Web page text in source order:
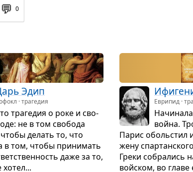
💬 0
Эдип
· трагедия
тра­ге­дия о роке и сво­
не в том сво­бода
делать то, что
в том, чтобы при­ни­мать
даже за то,
Еврипид ·
война.
Парис обо­льстил
жену
Греки собра­лись
войском, во главе